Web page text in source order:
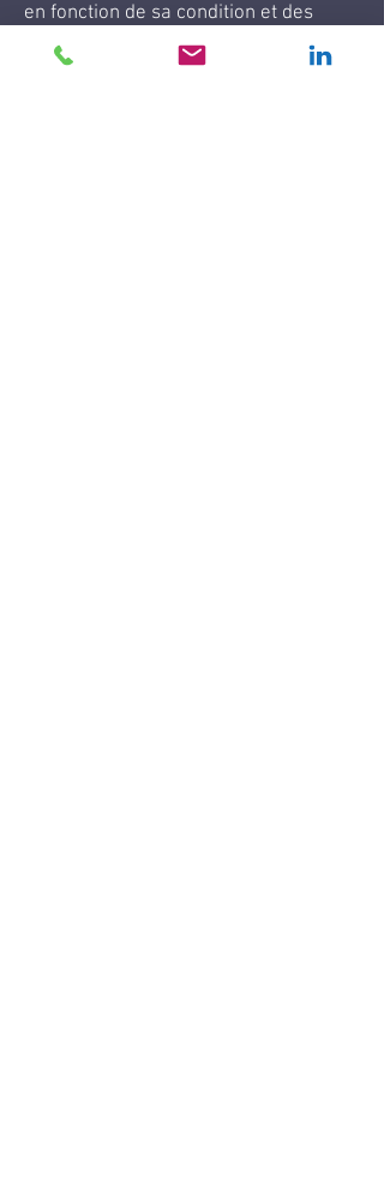
en fonction de sa condition et des
problématiques exprimées.